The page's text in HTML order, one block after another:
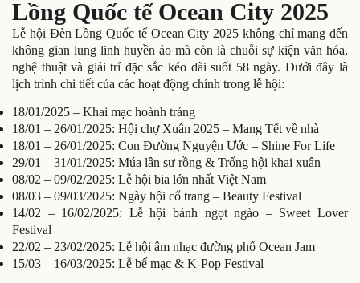
Lồng Quốc tế Ocean City 2025
Lễ hội Đèn Lồng Quốc tế Ocean City 2025 không chỉ mang đến
không gian lung linh huyền ảo mà còn là chuỗi sự kiện văn hóa,
nghệ thuật và giải trí đặc sắc kéo dài suốt 58 ngày. Dưới đây là
lịch trình chi tiết của các hoạt động chính trong lễ hội:
18/01/2025 – Khai mạc hoành tráng
18/01 – 26/01/2025: Hội chợ Xuân 2025 – Mang Tết về nhà
18/01 – 26/01/2025: Con Đường Nguyện Ước – Shine For Life
29/01 – 31/01/2025: Múa lân sư rồng & Trống hội khai xuân
08/02 – 09/02/2025: Lễ hội bia lớn nhất Việt Nam
08/03 – 09/03/2025: Ngày hội cổ trang – Beauty Festival
14/02 – 16/02/2025: Lễ hội bánh ngọt ngào – Sweet Lover
Festival
22/02 – 23/02/2025: Lễ hội âm nhạc đường phố Ocean Jam
15/03 – 16/03/2025: Lễ bế mạc & K-Pop Festival